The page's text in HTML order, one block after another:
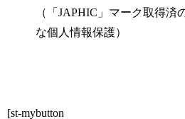
（「JAPHIC」マーク取得済
な個人情報保護）
[st-mybutton